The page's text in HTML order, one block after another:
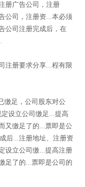
册广告公司，注册
公司，注册资...本必须
公司注册完成后，在
注册要求分享...程有限
缴足，公司股东对公
设立公司缴足...提高
又缴足了的...票即是公
后...注册地址、注册资
设立公司缴...提高注册
足了的...票即是公司的